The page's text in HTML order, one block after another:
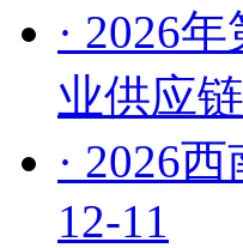
· 2026
业供应
· 2026
12-11